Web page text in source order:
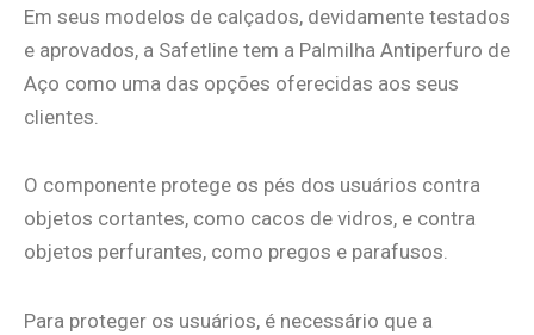
Em seus modelos de calçados, devidamente testados
e aprovados, a Safetline tem a Palmilha Antiperfuro de
Aço como uma das opções oferecidas aos seus
clientes.
O componente protege os pés dos usuários contra
objetos cortantes, como cacos de vidros, e contra
objetos perfurantes, como pregos e parafusos.
Para proteger os usuários, é necessário que a